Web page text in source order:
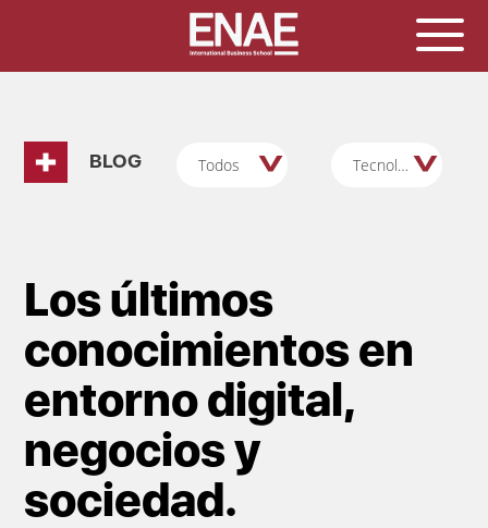
BLOG Todos Tecnología/Digital/Innovación/Data Science
Los últimos
conocimientos en
entorno digital,
negocios y
sociedad.